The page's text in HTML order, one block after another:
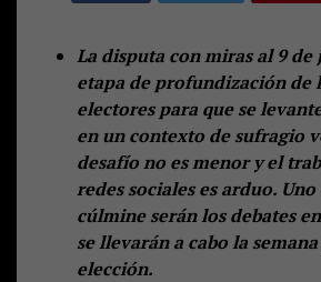
La disputa con miras al 9 de
etapa de profundización de
electores para que se
en un contexto de sufragio
desafío no es menor y el
redes sociales es arduo.
cúlmine serán los debates
se llevarán a cabo la
elección.